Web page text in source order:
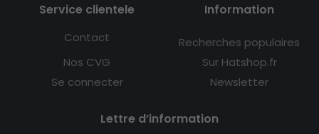
Service clientele
Contact
Nos CVG
Se connecter
Information
Recherches populaires
Sur Hatshop.fr
Newsletter
Lettre d’information